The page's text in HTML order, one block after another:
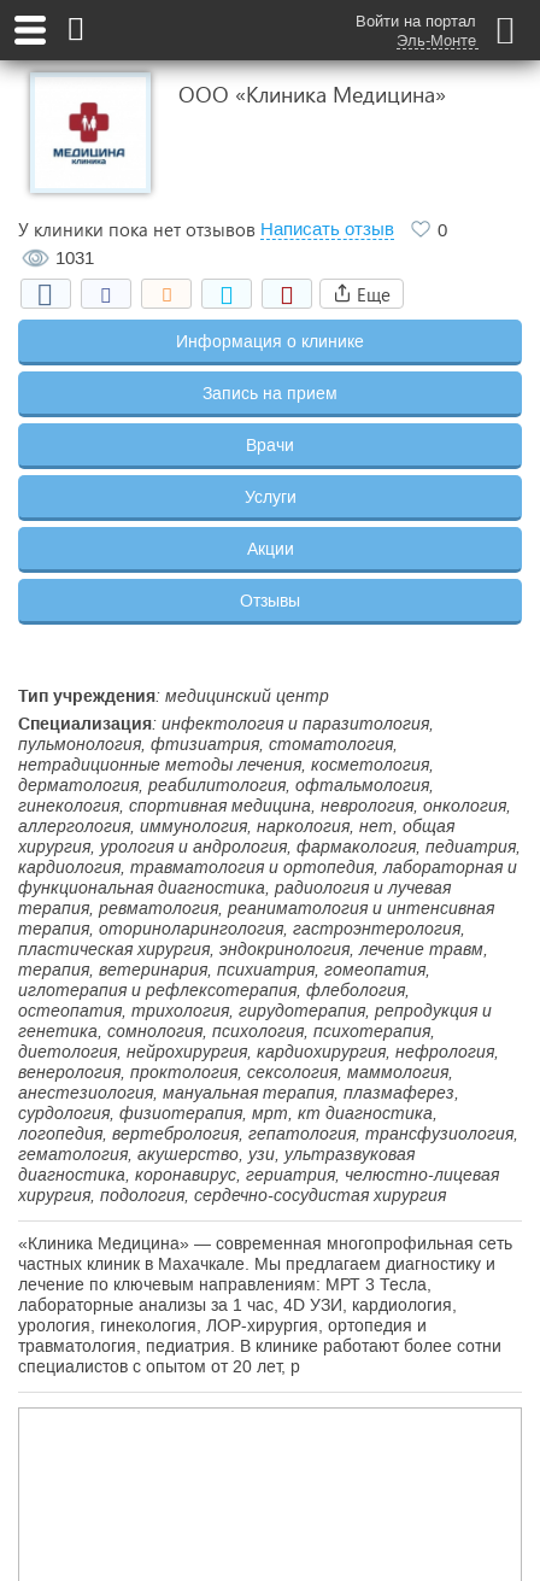
Войти на портал
Эль-Монте
ООО «Клиника Медицина»
У клиники пока нет отзывов Написать отзыв
0
1031
Еще
Информация о клинике
Запись на прием
Врачи
Услуги
Акции
Отзывы
Тип учреждения: медицинский центр
Специализация: инфектология и паразитология,
пульмонология, фтизиатрия, стоматология,
нетрадиционные методы лечения, косметология,
дерматология, реабилитология, офтальмология,
гинекология, спортивная медицина, неврология, онкология,
аллергология, иммунология, наркология, нет, общая
хирургия, урология и андрология, фармакология, педиатрия,
кардиология, травматология и ортопедия, лабораторная и
функциональная диагностика, радиология и лучевая
терапия, ревматология, реаниматология и интенсивная
терапия, оториноларингология, гастроэнтерология,
пластическая хирургия, эндокринология, лечение травм,
терапия, ветеринария, психиатрия, гомеопатия,
иглотерапия и рефлексотерапия, флебология,
остеопатия, трихология, гирудотерапия, репродукция и
генетика, сомнология, психология, психотерапия,
диетология, нейрохирургия, кардиохирургия, нефрология,
венерология, проктология, сексология, маммология,
анестезиология, мануальная терапия, плазмаферез,
сурдология, физиотерапия, мрт, кт диагностика,
логопедия, вертебрология, гепатология, трансфузиология,
гематология, акушерство, узи, ультразвуковая
диагностика, коронавирус, гериатрия, челюстно-лицевая
хирургия, подология, сердечно-сосудистая хирургия
«Клиника Медицина» — современная многопрофильная сеть
частных клиник в Махачкале. Мы предлагаем диагностику и
лечение по ключевым направлениям: МРТ 3 Тесла,
лабораторные анализы за 1 час, 4D УЗИ, кардиология,
урология, гинекология, ЛОР-хирургия, ортопедия и
травматология, педиатрия. В клинике работают более сотни
специалистов с опытом от 20 лет, р